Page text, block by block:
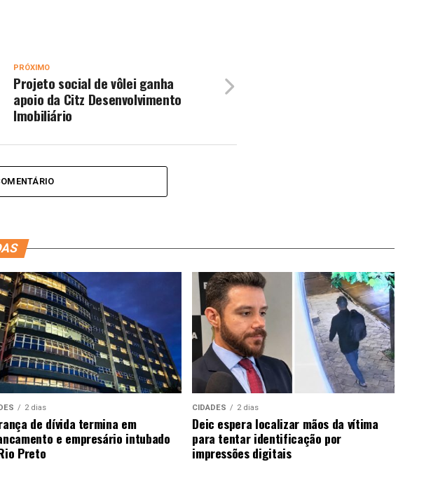
PRÓXIMO
Projeto social de vôlei ganha
apoio da Citz Desenvolvimento
Imobiliário
2 dias
de dívida termina em
e empresário intubado
Preto
CIDADES 2 dias
Deic espera localizar mãos da vítima
para tentar identificação por
impressões digitais